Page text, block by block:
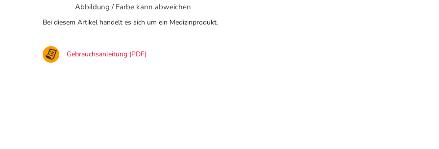
Abbildung / Farbe kann abweichen
Bei diesem Artikel handelt es sich um ein Medizinprodukt.
Gebrauchsanleitung (PDF)